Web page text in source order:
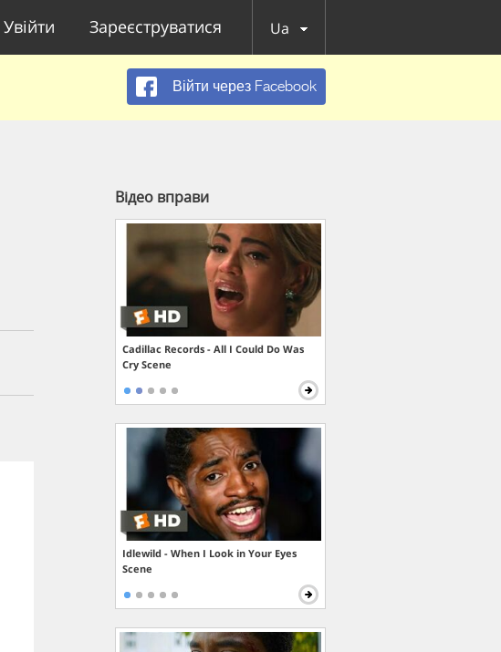
Увійти Зареєструватися Ua
Війти через Facebook
Відео вправи
Cadillac Records - All I Could Do Was
Cry Scene
Idlewild - When I Look in Your Eyes
Scene